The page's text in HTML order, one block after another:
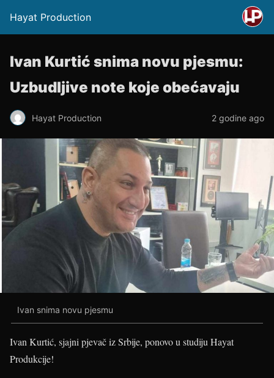
Hayat Production
Ivan Kurtić snima novu pjesmu:
Uzbudljive note koje obećavaju
Hayat Production 2 godine ago
Ivan snima novu pjesmu
Ivan Kurtić, sjajni pjevač iz Srbije, ponovo u studiju Hayat
Produkcije!